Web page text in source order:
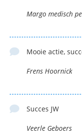
Margo medisch
Mooie actie,
Frens Hoornick
Succes JW
Veerle Geboers